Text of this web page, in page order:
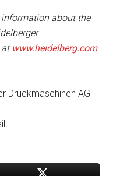
about the
at www.heidelberg.com
Druckmaschinen AG